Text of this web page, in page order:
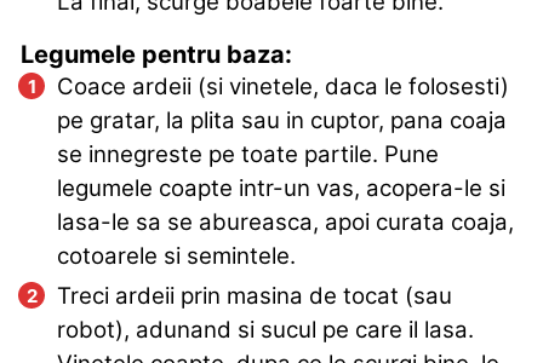
Legumele pentru baza:
Coace ardeii (si vinetele, daca le folosesti)
pe gratar, la plita sau in cuptor, pana coaja
se innegreste pe toate partile. Pune
legumele coapte intr-un vas, acopera-le si
lasa-le sa se abureasca, apoi curata coaja,
cotoarele si semintele.
Treci ardeii prin masina de tocat (sau
robot), adunand si sucul pe care il lasa.